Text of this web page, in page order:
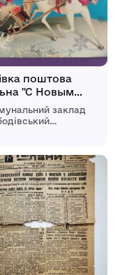
поштова
"С Новым
Видавництво
Москва,
заклад
ради